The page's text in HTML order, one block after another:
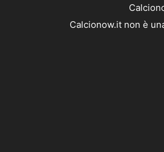
Calcionow.it non è